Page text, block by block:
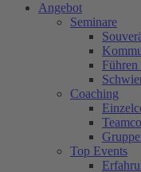
Angebot
Seminare
Coaching
Top Events